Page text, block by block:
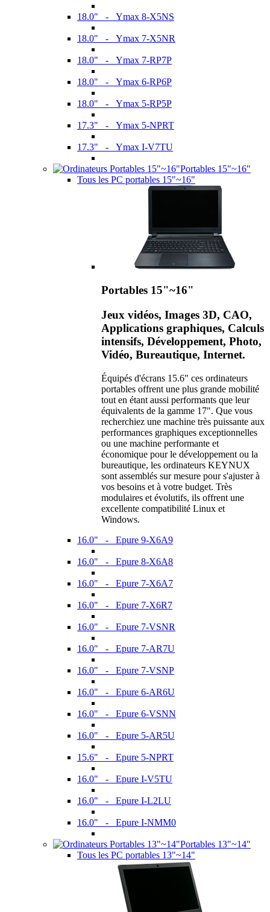
18.0" - Ymax 8-X5NS
18.0" - Ymax 7-X5NR
18.0" - Ymax 7-RP7P
18.0" - Ymax 6-RP6P
18.0" - Ymax 5-RP5P
17.3" - Ymax 5-NPRT
17.3" - Ymax I-V7TU
Portables 15"~16"
Tous les PC portables 15"~16"
Portables 15"~16"
Jeux vidéos, Images 3D, CAO,
Applications graphiques, Calculs
intensifs, Développement, Photo,
Vidéo, Bureautique, Internet.
Équipés d'écrans 15.6" ces ordinateurs
portables offrent une plus grande mobilité
tout en étant aussi performants que leur
équivalents de la gamme 17". Que vous
recherchiez une machine très puissante aux
performances graphiques exceptionnelles
ou une machine performante et
économique pour le développement ou la
bureautique, les ordinateurs KEYNUX
sont assemblés sur mesure pour s'ajuster à
vos besoins et à votre budget. Très
modulaires et évolutifs, ils offrent une
excellente compatibilité Linux et
Windows.
16.0" - Epure 9-X6A9
16.0" - Epure 8-X6A8
16.0" - Epure 7-X6A7
16.0" - Epure 7-X6R7
16.0" - Epure 7-VSNR
16.0" - Epure 7-AR7U
16.0" - Epure 7-VSNP
16.0" - Epure 6-AR6U
16.0" - Epure 6-VSNN
16.0" - Epure 5-AR5U
15.6" - Epure 5-NPRT
16.0" - Epure I-V5TU
16.0" - Epure I-L2LU
16.0" - Epure I-NMM0
Portables 13"~14"
Tous les PC portables 13"~14"